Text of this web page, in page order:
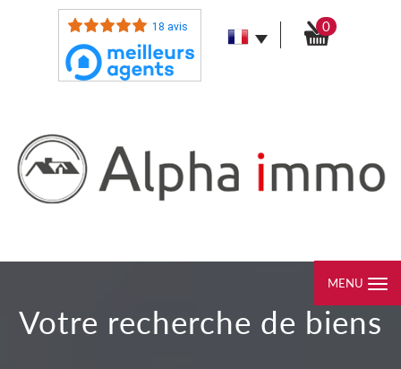
18 avis 0
MENU
votre recherche de biens